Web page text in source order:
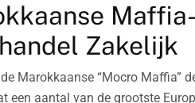
Zakelijk
Marokkaanse “Mocro Maffia”
een aantal van de grootste